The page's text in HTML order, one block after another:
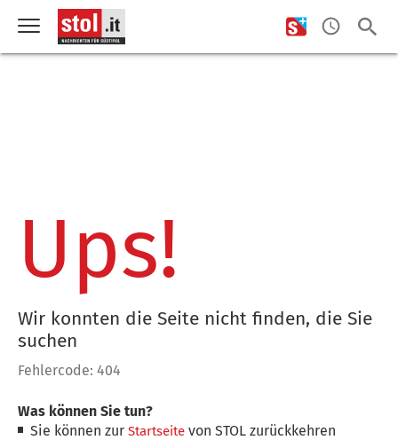
Ups!
Wir konnten die Seite nicht finden, die Sie
suchen
Fehlercode: 404
Was können Sie tun?
Sie können zurStartseite von STOL zurückkehren